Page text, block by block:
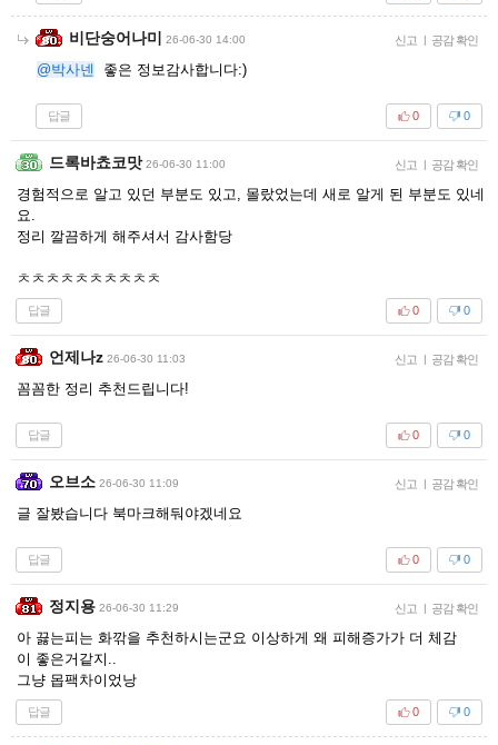
비단숭어나미 26-06-30 14:00 신고 | 공감 확인
@박사넨 좋은 정보감사합니다:)
답글 0
0
드록바쵸코맛 26-06-30 11:00 신고 | 공감 확인
경험적으로 알고 있던 부분도 있고, 몰랐었는데 새로 알게 된 부분도 있네
요.
정리 깔끔하게 해주셔서 감사함당
ㅊㅊㅊㅊㅊㅊㅊㅊㅊㅊ
답글 0
0
언제나z 26-06-30 11:03 신고 | 공감 확인
꼼꼼한 정리 추천드립니다!
답글 0
0
오브소 26-06-30 11:09 신고 | 공감 확인
글 잘봤습니다 북마크해둬야겠네요
답글 0
0
정지용 26-06-30 11:29 신고 | 공감 확인
아 끓는피는 화깎을 추천하시는군요 이상하게 왜 피해증가가 더 체감
이 좋은거같지..
그냥 몹팩차이었낭
답글 0
0